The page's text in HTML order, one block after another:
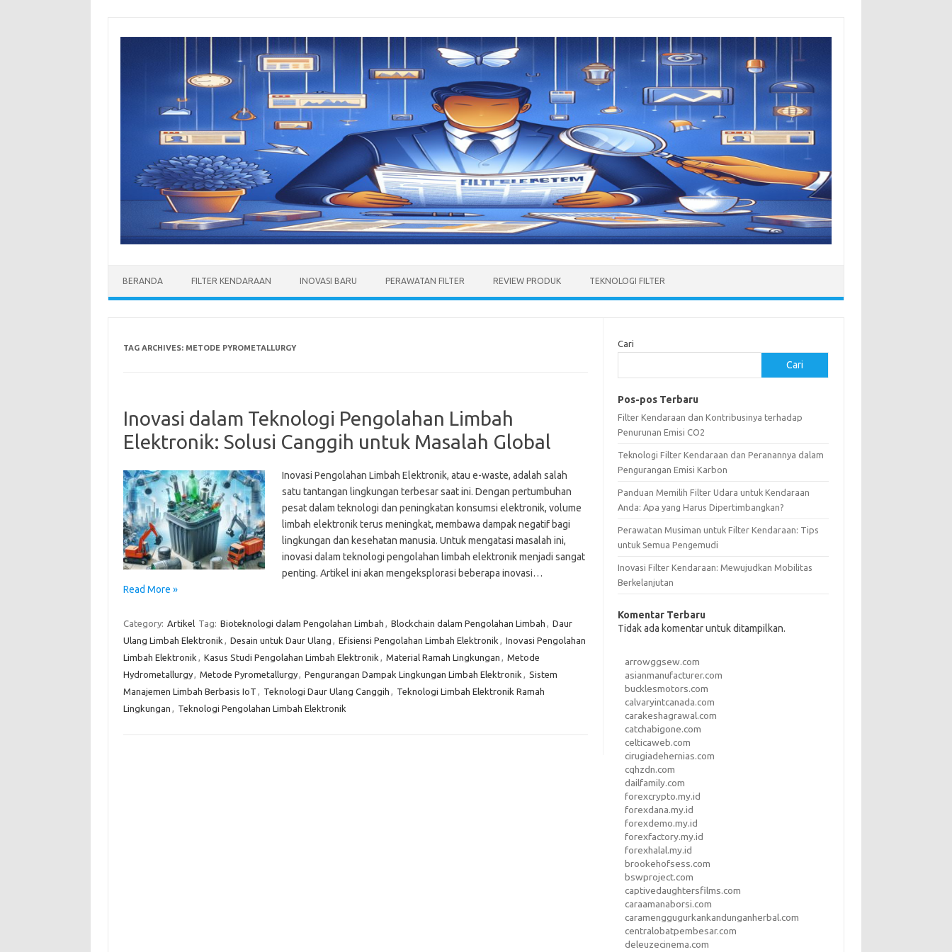
BERANDA FILTER KENDARAAN INOVASI BARU PERAWATAN FILTER REVIEW PRODUK TEKNOLOGI FILTER
TAG ARCHIVES: METODE PYROMETALLURGY
Inovasi dalam Teknologi Pengolahan Limbah
Elektronik: Solusi Canggih untuk Masalah Global
Inovasi Pengolahan Limbah Elektronik, atau e-waste, adalah salah
satu tantangan lingkungan terbesar saat ini. Dengan pertumbuhan
pesat dalam teknologi dan peningkatan konsumsi elektronik, volume
limbah elektronik terus meningkat, membawa dampak negatif bagi
lingkungan dan kesehatan manusia. Untuk mengatasi masalah ini,
inovasi dalam teknologi pengolahan limbah elektronik menjadi sangat
penting. Artikel ini akan mengeksplorasi beberapa inovasi…
Read More »
Category: Artikel Tag: Bioteknologi dalam Pengolahan Limbah , Blockchain dalam Pengolahan Limbah , Daur
Ulang Limbah Elektronik , Desain untuk Daur Ulang , Efisiensi Pengolahan Limbah Elektronik , Inovasi Pengolahan
Limbah Elektronik , Kasus Studi Pengolahan Limbah Elektronik , Material Ramah Lingkungan , Metode
Hydrometallurgy, Metode Pyrometallurgy, Pengurangan Dampak Lingkungan Limbah Elektronik , Sistem
Manajemen Limbah Berbasis IoT , Teknologi Daur Ulang Canggih , Teknologi Limbah Elektronik Ramah
Lingkungan , Teknologi Pengolahan Limbah Elektronik
Cari
Cari
Pos-pos Terbaru
Filter Kendaraan dan Kontribusinya terhadap
Penurunan Emisi CO2
Teknologi Filter Kendaraan dan Peranannya dalam
Pengurangan Emisi Karbon
Panduan Memilih Filter Udara untuk Kendaraan
Anda: Apa yang Harus Dipertimbangkan?
Perawatan Musiman untuk Filter Kendaraan: Tips
untuk Semua Pengemudi
Inovasi Filter Kendaraan: Mewujudkan Mobilitas
Berkelanjutan
Komentar Terbaru
Tidak ada komentar untuk ditampilkan.
arrowggsew.com
asianmanufacturer.com
bucklesmotors.com
calvaryintcanada.com
carakeshagrawal.com
catchabigone.com
celticaweb.com
cirugiadehernias.com
cqhzdn.com
dailfamily.com
forexcrypto.my.id
forexdana.my.id
forexdemo.my.id
forexfactory.my.id
forexhalal.my.id
brookehofsess.com
bswproject.com
captivedaughtersfilms.com
caraamanaborsi.com
caramenggugurkankandunganherbal.com
centralobatpembesar.com
deleuzecinema.com